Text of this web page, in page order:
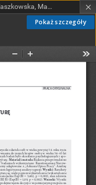
Pokaż szczegóły
Waszkowska, Małgorzata; Drabek, Marcin